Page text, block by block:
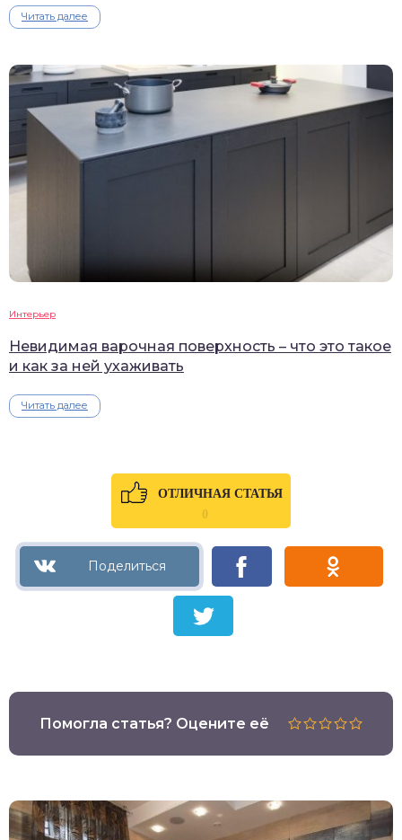
Читать далее
Интерьер
Невидимая варочная поверхность – что это такое
и как за ней ухаживать
Читать далее
ОТЛИЧНАЯ СТАТЬЯ
0
Помогла статья? Оцените её